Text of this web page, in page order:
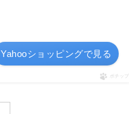
Yahooショッピングで見る
ポチップ